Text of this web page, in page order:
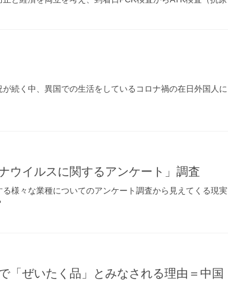
続く中、異国での生活をしているコロナ禍の在日外国人に
ウイルスに関するアンケート」調査
様々な業種についてのアンケート調査から見えてくる現実
「ぜいたく品」とみなされる理由＝中国